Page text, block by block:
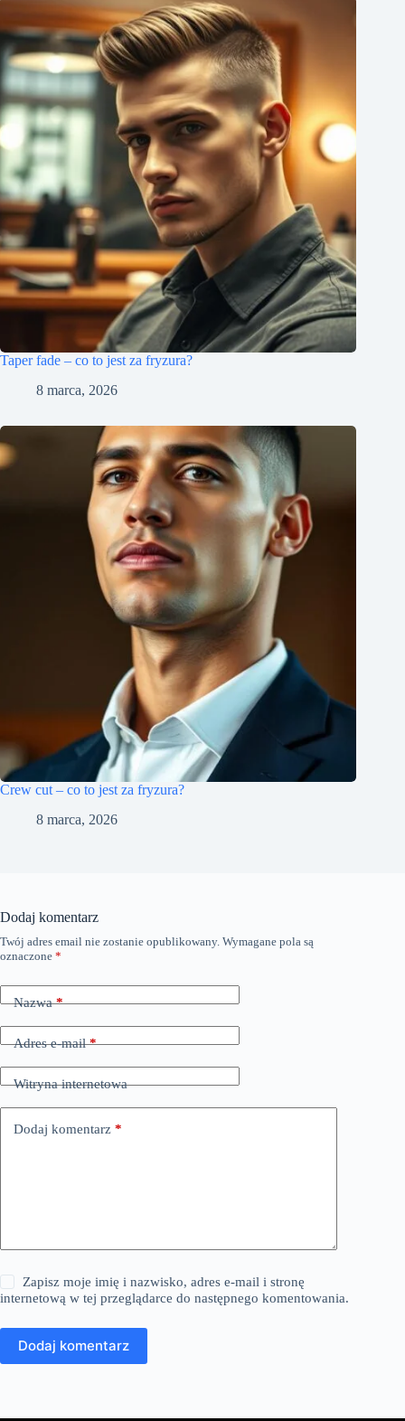
Taper fade – co to jest za fryzura?
8 marca, 2026
Crew cut – co to jest za fryzura?
8 marca, 2026
Dodaj komentarz
Twój adres email nie zostanie opublikowany. Wymagane pola są
oznaczone *
Nazwa*
Adres e-mail*
Witryna internetowa
Dodaj komentarz *
Zapisz moje imię i nazwisko, adres e-mail i stronę
internetową w tej przeglądarce do następnego komentowania.
Dodaj komentarz